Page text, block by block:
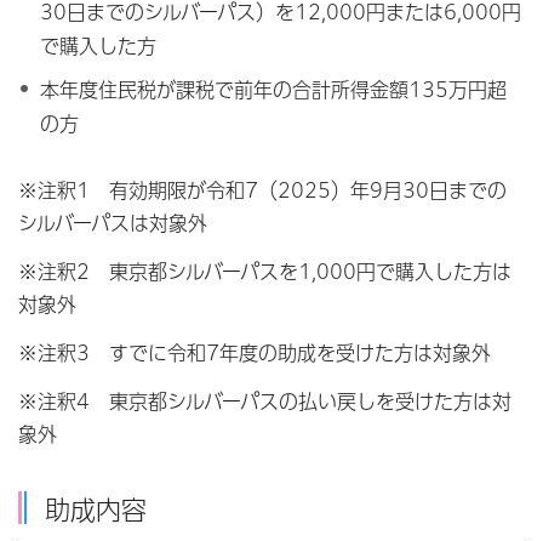
30日までのシルバーパス）を12,000円または6,000円
で購入した方
本年度住民税が課税で前年の合計所得金額135万円超
の方
※注釈1 有効期限が令和7（2025）年9月30日までの
シルバーパスは対象外
※注釈2 東京都シルバーパスを1,000円で購入した方は
対象外
※注釈3 すでに令和7年度の助成を受けた方は対象外
※注釈4 東京都シルバーパスの払い戻しを受けた方は対
象外
助成内容